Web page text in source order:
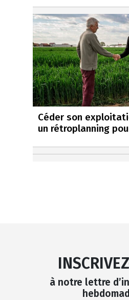
Céder son
un rétroplanning
à notre lettre